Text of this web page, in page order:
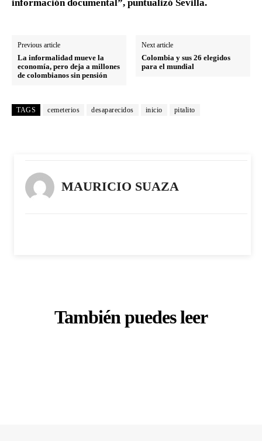
información documental”, puntualizó Sevilla.
Previous article
La informalidad mueve la
economía, pero deja a millones
de colombianos sin pensión
Next article
Colombia y sus 26 elegidos
para el mundial
TAGS cemeterios desaparecidos inicio pitalito
MAURICIO SUAZA
También puedes leer